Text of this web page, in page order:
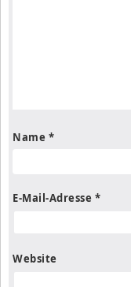
Name *
E-Mail-Adresse *
Website